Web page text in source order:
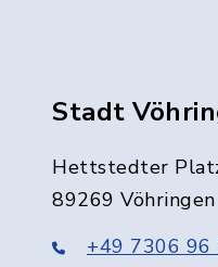
Stadt
Hettstedter
89269 Vöhringen
+49 7306 96